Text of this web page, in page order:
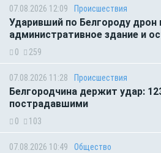
07.08.2026 12:09 Происшествия
Ударивший по Белгороду дрон
административное здание и
0 259
07.08.2026 11:28 Происшествия
Белгородчина держит удар:
пострадавшими
0 103
07.08.2026 10:49 Общество